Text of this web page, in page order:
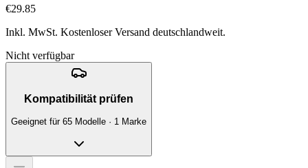
€29.85
Inkl. MwSt. Kostenloser Versand deutschlandweit.
Nicht verfügbar
Kompatibilität prüfen
Geeignet für 65 Modelle · 1 Marke